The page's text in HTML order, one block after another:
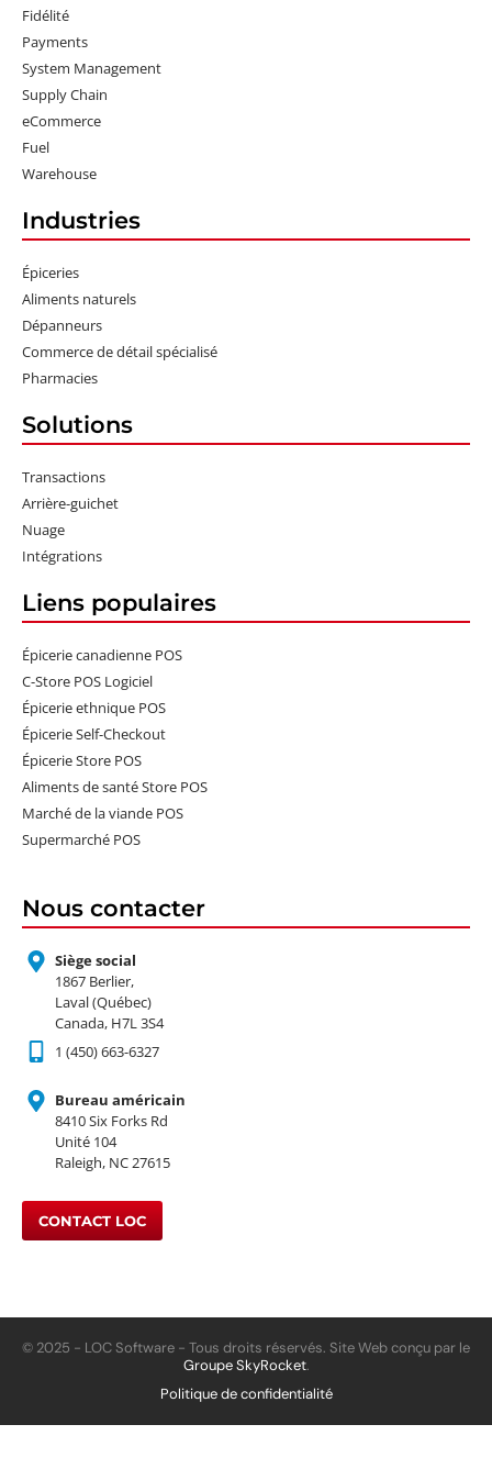
Fidélité
Payments
System Management
Supply Chain
eCommerce
Fuel
Warehouse
Industries
Épiceries
Aliments naturels
Dépanneurs
Commerce de détail spécialisé
Pharmacies
Solutions
Transactions
Arrière-guichet
Nuage
Intégrations
Liens populaires
Épicerie canadienne POS
C-Store POS Logiciel
Épicerie ethnique POS
Épicerie Self-Checkout
Épicerie Store POS
Aliments de santé Store POS
Marché de la viande POS
Supermarché POS
Nous contacter
Siège social
1867 Berlier,
Laval (Québec)
Canada, H7L 3S4
1 (450) 663-6327
Bureau américain
8410 Six Forks Rd
Unité 104
Raleigh, NC 27615
CONTACT LOC
© 2025 - LOC Software - Tous droits réservés. Site Web conçu par le
Groupe SkyRocket.
Politique de confidentialité